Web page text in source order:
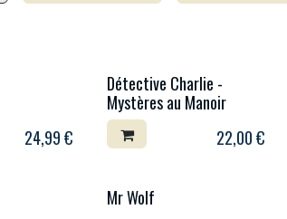
24,99€
Détective Charlie -
Mystères au Manoir
22,00€
Mr Wolf